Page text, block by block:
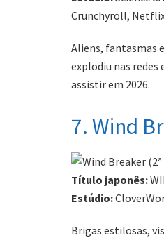
Crunchyroll,
Aliens, fantasmas
explodiu nas redes
assistir em 2026.
7. Wind
Título japonês:
Estúdio:
Brigas estilosas,